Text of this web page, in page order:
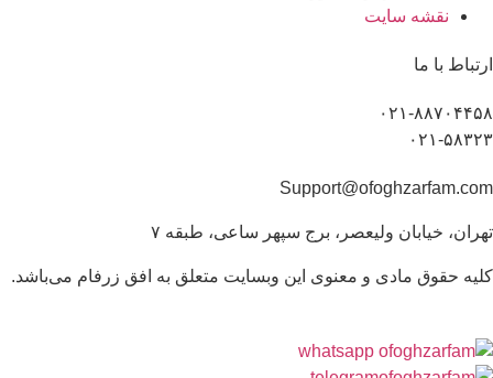
نقشه سایت
ارتباط با ما
۰۲۱-۸۸۷۰۴۴۵۸
۰۲۱-۵۸۳۲۳
Support@ofoghzarfam.com
تهران، خیابان ولیعصر، برج سپهر ساعی، طبقه ۷
کلیه حقوق مادی و معنوی این وبسایت متعلق به افق زرفام می‌باشد.